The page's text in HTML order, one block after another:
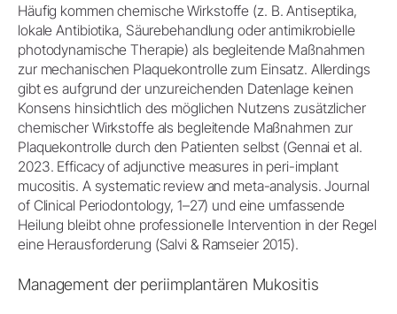
Häufig kommen chemische Wirkstoffe (z. B. Antiseptika,
lokale Antibiotika, Säurebehandlung oder antimikrobielle
photodynamische Therapie) als begleitende Maßnahmen
zur mechanischen Plaquekontrolle zum Einsatz. Allerdings
gibt es aufgrund der unzureichenden Datenlage keinen
Konsens hinsichtlich des möglichen Nutzens zusätzlicher
chemischer Wirkstoffe als begleitende Maßnahmen zur
Plaquekontrolle durch den Patienten selbst (Gennai et al.
2023. Efficacy of adjunctive measures in peri-implant
mucositis. A systematic review and meta-analysis. Journal
of Clinical Periodontology, 1–27) und eine umfassende
Heilung bleibt ohne professionelle Intervention in der Regel
eine Herausforderung (Salvi & Ramseier 2015).
Management der periimplantären Mukositis